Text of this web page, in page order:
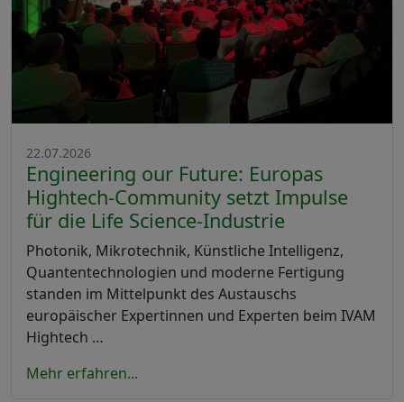
22.07.2026
Engineering our Future: Europas
Hightech-Community setzt Impulse
für die Life Science-Industrie
Photonik, Mikrotechnik, Künstliche Intelligenz,
Quantentechnologien und moderne Fertigung
standen im Mittelpunkt des Austauschs
europäischer Expertinnen und Experten beim IVAM
Hightech …
Mehr erfahren...